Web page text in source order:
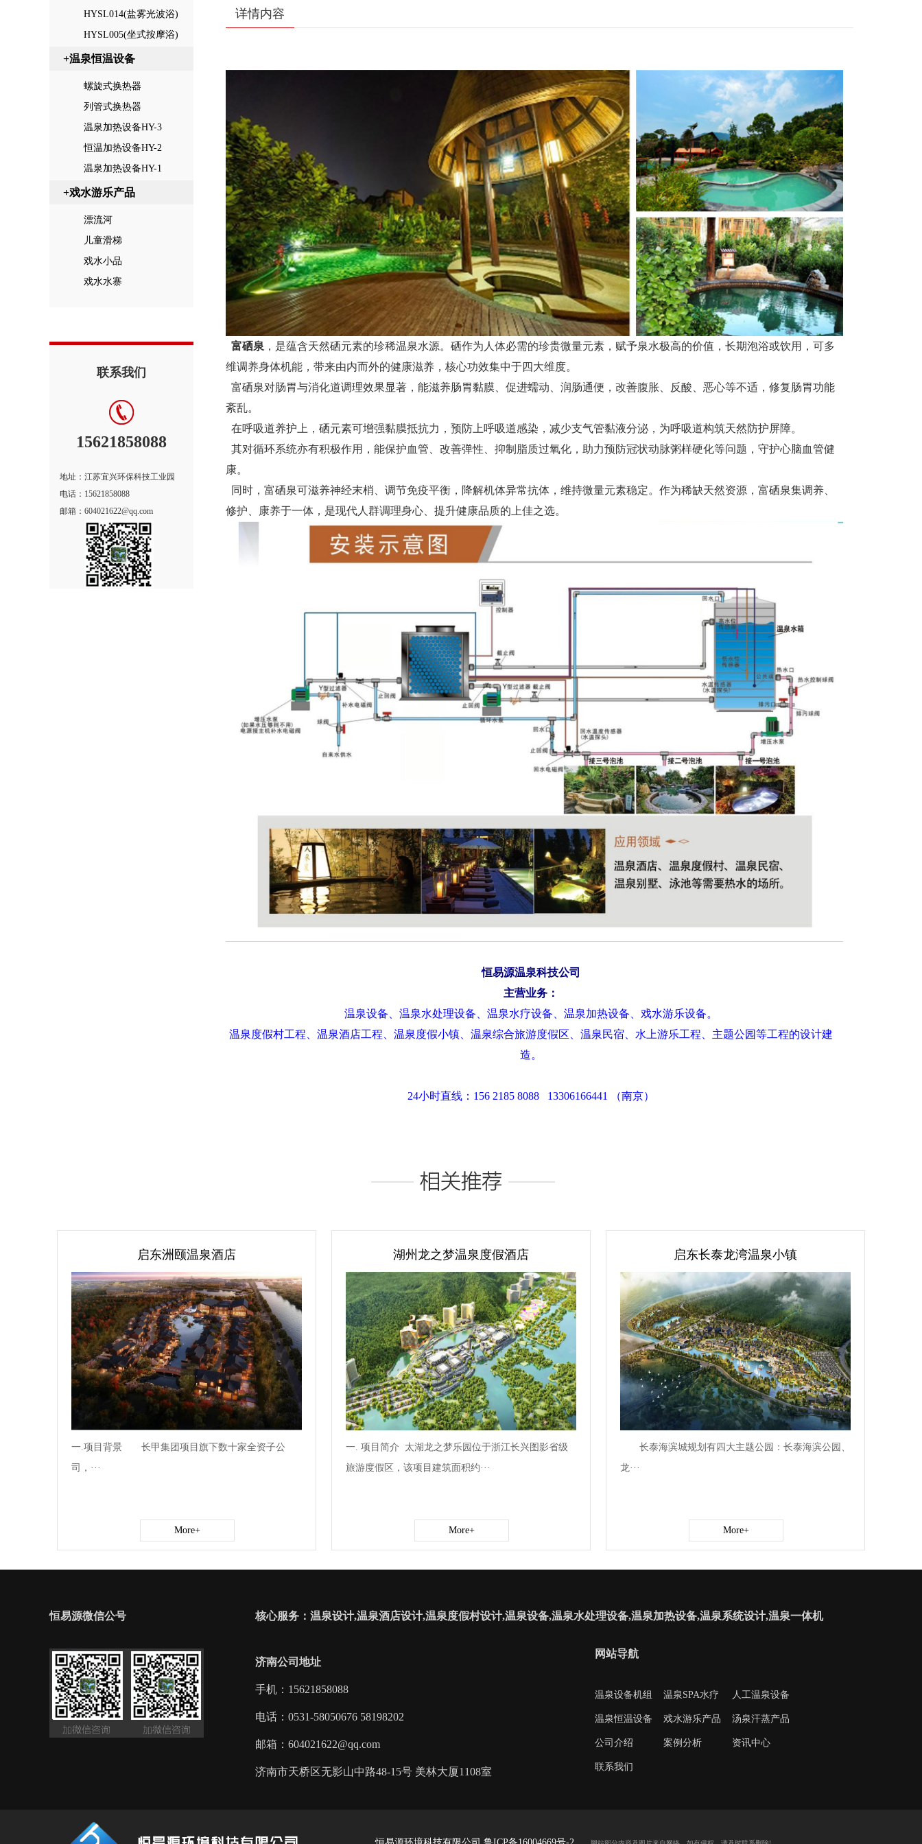
HYSL014(盐雾光波浴)
HYSL005(坐式按摩浴)
+温泉恒温设备
螺旋式换热器
列管式换热器
温泉加热设备HY-3
恒温加热设备HY-2
温泉加热设备HY-1
+戏水游乐产品
漂流河
儿童滑梯
戏水小品
戏水水寨
联系我们
15621858088
地址：江苏宜兴环保科技工业园
电话：15621858088
邮箱：604021622@qq.com
详情内容
富硒泉 ，是蕴含天然硒元素的珍稀温泉水源。硒作为人体必需的珍贵微量元素，赋予泉水极高的价值，长期泡浴或饮用，可多
维调养身体机能，带来由内而外的健康滋养，核心功效集中于四大维度。
富硒泉对肠胃与消化道调理效果显著，能滋养肠胃黏膜、促进蠕动、润肠通便，改善腹胀、反酸、恶心等不适，修复肠胃功能
紊乱。
在呼吸道养护上，硒元素可增强黏膜抵抗力，预防上呼吸道感染，减少支气管黏液分泌，为呼吸道构筑天然防护屏障。
其对循环系统亦有积极作用，能保护血管、改善弹性、抑制脂质过氧化，助力预防冠状动脉粥样硬化等问题，守护心脑血管健
康。
同时，富硒泉可滋养神经末梢、调节免疫平衡，降解机体异常抗体，维持微量元素稳定。作为稀缺天然资源，富硒泉集调养、
修护、康养于一体，是现代人群调理身心、提升健康品质的上佳之选。
恒易源温泉科技公司
主营业务：
温泉设备、温泉水处理设备、温泉水疗设备、温泉加热设备、戏水游乐设备。
温泉度假村工程、温泉酒店工程、温泉度假小镇、温泉综合旅游度假区、温泉民宿、水上游乐工程、主题公园等工程的设计建
造。
24小时直线：156 2185 8088 13306166441 （南京）
启东洲颐温泉酒店
一.项目背景 长甲集团项目旗下数十家全资子公
司，···
More+
湖州龙之梦温泉度假酒店
一. 项目简介 太湖龙之梦乐园位于浙江长兴图影省级
旅游度假区，该项目建筑面积约···
More+
启东长泰龙湾温泉小镇
长泰海滨城规划有四大主题公园：长泰海滨公园、
龙···
More+
恒易源微信公号 核心服务：温泉设计,温泉酒店设计,温泉度假村设计,温泉设备,温泉水处理设备,温泉加热设备,温泉系统设计,温泉一体机
济南公司地址
手机：15621858088
电话：0531-58050676 58198202
邮箱：604021622@qq.com
济南市天桥区无影山中路48-15号 美林大厦1108室
网站导航
温泉设备机组 温泉SPA水疗 人工温泉设备
温泉恒温设备 戏水游乐产品 汤泉汗蒸产品
公司介绍 案例分析 资讯中心
联系我们